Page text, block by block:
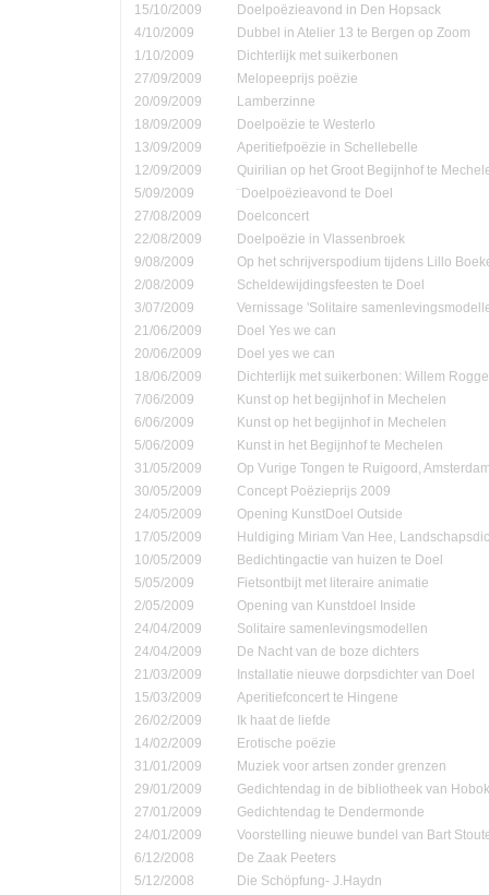
15/10/2009
Doelpoëzieavond in Den Hopsack
4/10/2009
Dubbel in Atelier 13 te Bergen op Zoom
1/10/2009
Dichterlijk met suikerbonen
27/09/2009
Melopeeprijs poëzie
20/09/2009
Lamberzinne
18/09/2009
Doelpoëzie te Westerlo
13/09/2009
Aperitiefpoëzie in Schellebelle
12/09/2009
Quirilian op het Groot Begijnhof te
5/09/2009
¨Doelpoëzieavond te Doel
27/08/2009
Doelconcert
22/08/2009
Doelpoëzie in Vlassenbroek
9/08/2009
Op het schrijverspodium tijdens Lillo
2/08/2009
Scheldewijdingsfeesten te Doel
3/07/2009
Vernissage 'Solitaire
21/06/2009
Doel Yes we can
20/06/2009
Doel yes we can
18/06/2009
Dichterlijk met suikerbonen: Willem
7/06/2009
Kunst op het begijnhof in Mechelen
6/06/2009
Kunst op het begijnhof in Mechelen
5/06/2009
Kunst in het Begijnhof te Mechelen
31/05/2009
Op Vurige Tongen te Ruigoord,
30/05/2009
Concept Poëzieprijs 2009
24/05/2009
Opening KunstDoel Outside
17/05/2009
Huldiging Miriam Van Hee,
10/05/2009
Bedichtingactie van huizen te Doel
5/05/2009
Fietsontbijt met literaire animatie
2/05/2009
Opening van Kunstdoel Inside
24/04/2009
Solitaire samenlevingsmodellen
24/04/2009
De Nacht van de boze dichters
21/03/2009
Installatie nieuwe dorpsdichter van Doel
15/03/2009
Aperitiefconcert te Hingene
26/02/2009
Ik haat de liefde
14/02/2009
Erotische poëzie
31/01/2009
Muziek voor artsen zonder grenzen
29/01/2009
Gedichtendag in de bibliotheek van
27/01/2009
Gedichtendag te Dendermonde
24/01/2009
Voorstelling nieuwe bundel van Bart
6/12/2008
De Zaak Peeters
5/12/2008
Die Schöpfung- J.Haydn